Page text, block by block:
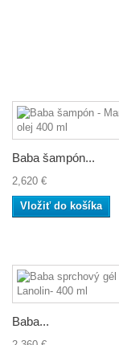
Baba šampón...
2,620 €
Vložiť do košíka
Baba...